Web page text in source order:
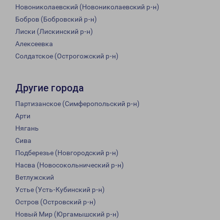
Новониколаевский (Новониколаевский р-н)
Бобров (Бобровский р-н)
Лиски (Лискинский р-н)
Алексеевка
Солдатское (Острогожский р-н)
Другие города
Партизанское (Симферопольский р-н)
Арти
Нягань
Сива
Подберезье (Новгородский р-н)
Насва (Новосокольнический р-н)
Ветлужский
Устье (Усть-Кубинский р-н)
Остров (Островский р-н)
Новый Мир (Юргамышский р-н)